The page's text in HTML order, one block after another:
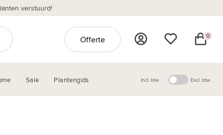
verstuurd!
Offerte 0
Sale Plantengids Incl. btw Excl. btw